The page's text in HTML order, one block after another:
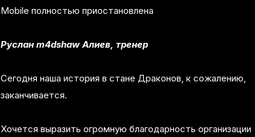
Mobile полностью приостановлена
Руслан m4dshaw Алиев, тренер
Сегодня наша история в стане Драконов, к сожалению,
заканчивается.
Хочется выразить огромную благодарность организации